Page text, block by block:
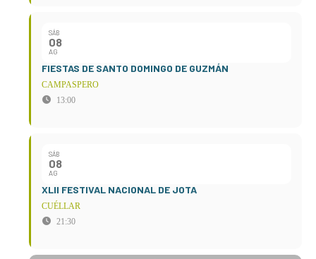
SÁB
08
AG
FIESTAS DE SANTO DOMINGO DE GUZMÁN
CAMPASPERO
13:00
SÁB
08
AG
XLII FESTIVAL NACIONAL DE JOTA
CUÉLLAR
21:30